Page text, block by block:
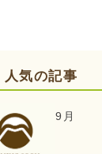
人気の記事
9月